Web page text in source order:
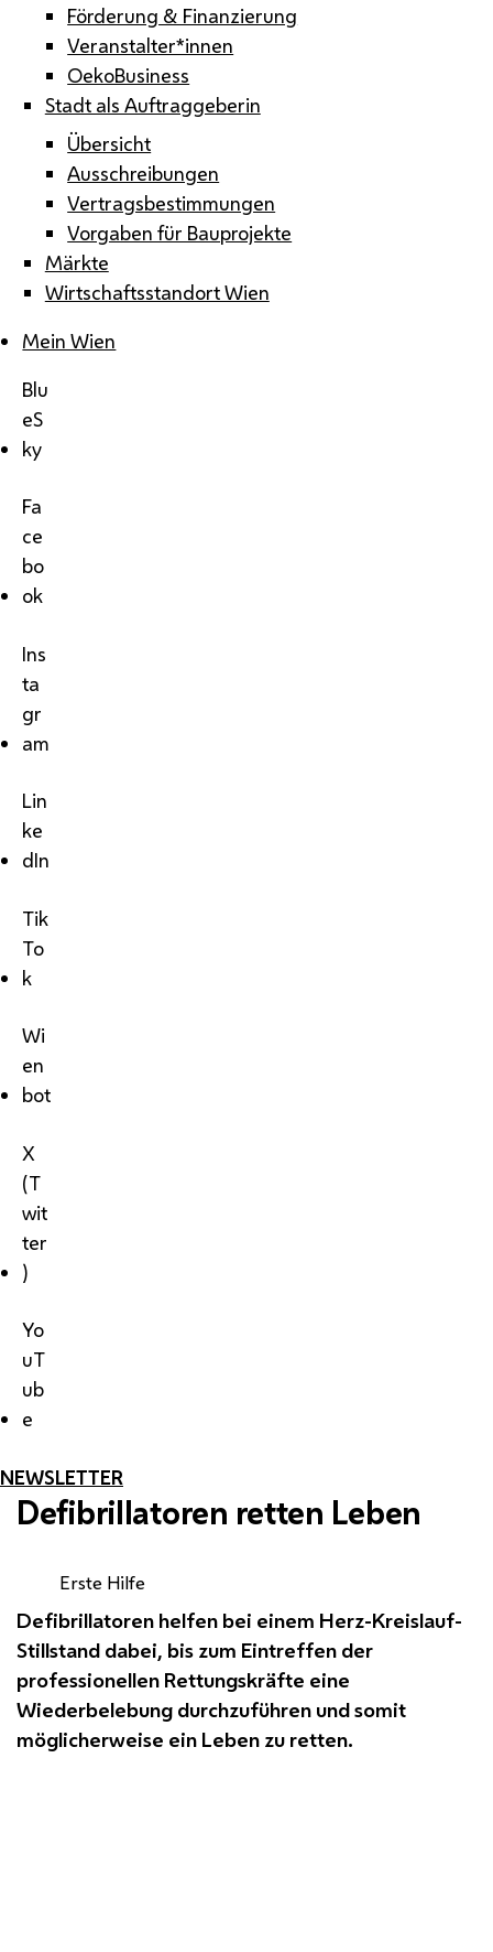
Förderung & Finanzierung
Veranstalter*innen
OekoBusiness
Stadt als Auftraggeberin
Übersicht
Ausschreibungen
Vertragsbestimmungen
Vorgaben für Bauprojekte
Märkte
Wirtschaftsstandort Wien
Mein Wien
Blu
eS
ky
Fa
ce
bo
ok
Ins
ta
gr
am
Lin
ke
dIn
Tik
To
k
Wi
en
bot
X
(T
wit
ter
)
Yo
uT
ub
e
NEWSLETTER
Defibrillatoren retten Leben
Erste Hilfe
Defibrillatoren helfen bei einem Herz-Kreislauf-
Stillstand dabei, bis zum Eintreffen der
professionellen Rettungskräfte eine
Wiederbelebung durchzuführen und somit
möglicherweise ein Leben zu retten.